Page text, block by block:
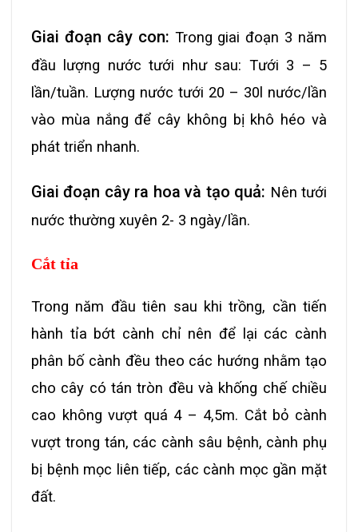
Giai đoạn cây con: Trong giai đoạn 3 năm
đầu lượng nước tưới như sau: Tưới 3 – 5
lần/tuần. Lượng nước tưới 20 – 30l nước/lần
vào mùa nắng để cây không bị khô héo và
phát triển nhanh.
Giai đoạn cây ra hoa và tạo quả: Nên tưới
nước thường xuyên 2- 3 ngày/lần.
Cắt tỉa
Trong năm đầu tiên sau khi trồng, cần tiến
hành tỉa bớt cành chỉ nên để lại các cành
phân bố cành đều theo các hướng nhằm tạo
cho cây có tán tròn đều và khống chế chiều
cao không vượt quá 4 – 4,5m. Cắt bỏ cành
vượt trong tán, các cành sâu bệnh, cành phụ
bị bệnh mọc liên tiếp, các cành mọc gần mặt
đất.